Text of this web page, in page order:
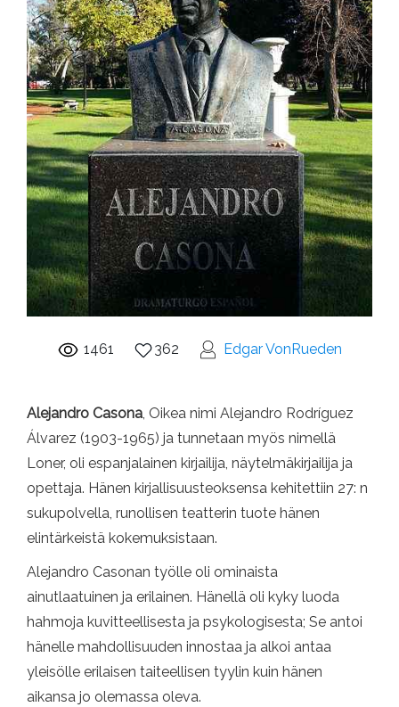
1461 362 Edgar VonRueden
Alejandro Casona, Oikea nimi Alejandro Rodríguez
Álvarez (1903-1965) ja tunnetaan myös nimellä
Loner, oli espanjalainen kirjailija, näytelmäkirjailija ja
opettaja. Hänen kirjallisuusteoksensa kehitettiin 27: n
sukupolvella, runollisen teatterin tuote hänen
elintärkeistä kokemuksistaan.
Alejandro Casonan työlle oli ominaista
ainutlaatuinen ja erilainen. Hänellä oli kyky luoda
hahmoja kuvitteellisesta ja psykologisesta; Se antoi
hänelle mahdollisuuden innostaa ja alkoi antaa
yleisölle erilaisen taiteellisen tyylin kuin hänen
aikansa jo olemassa oleva.